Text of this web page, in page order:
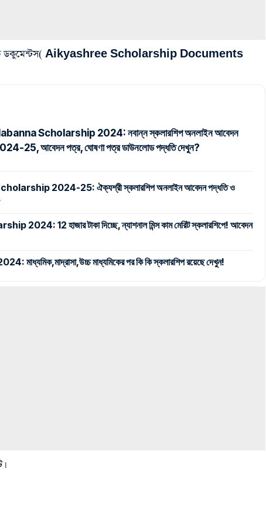
কি ডকুমেন্টস( Aikyashree Scholarship Documents
Scholarship 2024: নবান্ন স্কলারশিপ অনলাইন আবেদন
25, আবেদন পত্র, ঘোষণা পত্র ডাউনলোড পদ্ধতি দেখুন?
2024-25: ঐক্যশ্রী স্কলারশিপ অনলাইন আবেদন পদ্ধতি ও
2024: 12 হাজার টাকা দিচ্ছে, ন্যাশনাল মিন্স কাম মেরিট স্কলারশিপে! আবেদন
মাধ্যমিকের পর কি কি স্কলারশিপ রয়েছে দেখুন!